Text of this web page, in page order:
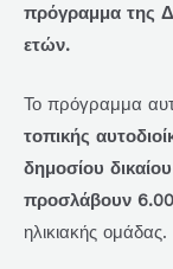
πρόγραμμα της
ετών.
Το πρόγραμμα
τοπικής
δημοσίου δικαίου
προσλάβουν
ηλικιακής ομάδας.